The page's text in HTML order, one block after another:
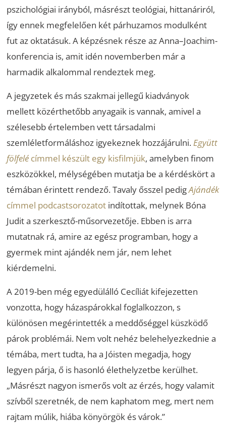
pszichológiai irányból, másrészt teológiai, hittanáriról,
így ennek megfelelően két párhuzamos modulként
fut az oktatásuk. A képzésnek része az Anna–Joachim-
konferencia is, amit idén novemberben már a
harmadik alkalommal rendeztek meg.
A jegyzetek és más szakmai jellegű kiadványok
mellett közérthetőbb anyagaik is vannak, amivel a
szélesebb értelemben vett társadalmi
szemléletformáláshoz igyekeznek hozzájárulni.Együtt
fölfelé címmel készült egy kisfilmjük, amelyben finom
eszközökkel, mélységében mutatja be a kérdéskört a
témában érintett rendező. Tavaly ősszel pedigAjándék
címmel podcastsorozatot indítottak, melynek Bóna
Judit a szerkesztő-műsorvezetője. Ebben is arra
mutatnak rá, amire az egész programban, hogy a
gyermek mint ajándék nem jár, nem lehet
kiérdemelni.
A 2019-ben még egyedülálló Cecíliát kifejezetten
vonzotta, hogy házaspárokkal foglalkozzon, s
különösen megérintették a meddőséggel küszködő
párok problémái. Nem volt nehéz belehelyezkednie a
témába, mert tudta, ha a Jóisten megadja, hogy
legyen párja, ő is hasonló élethelyzetbe kerülhet.
„Másrészt nagyon ismerős volt az érzés, hogy valamit
szívből szeretnék, de nem kaphatom meg, mert nem
rajtam múlik, hiába könyörgök és várok.”